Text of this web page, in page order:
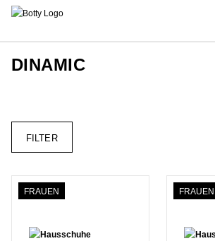
DINAMIC
FILTER
FRAUEN FRAUEN